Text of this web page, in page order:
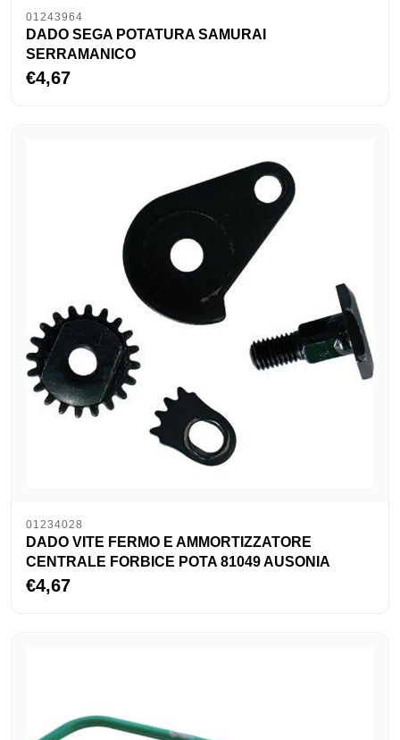
01243964
DADO SEGA POTATURA SAMURAI
SERRAMANICO
€4,67
01234028
DADO VITE FERMO E AMMORTIZZATORE
CENTRALE FORBICE POTA 81049 AUSONIA
€4,67